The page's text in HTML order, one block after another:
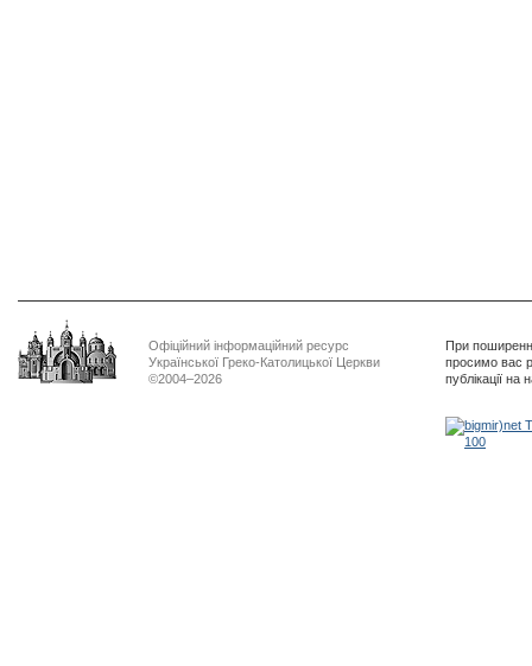
Офіційний інформаційний ресурс
Української Греко-Католицької Церкви
©2004–2026
При
просимо вас
публікації на